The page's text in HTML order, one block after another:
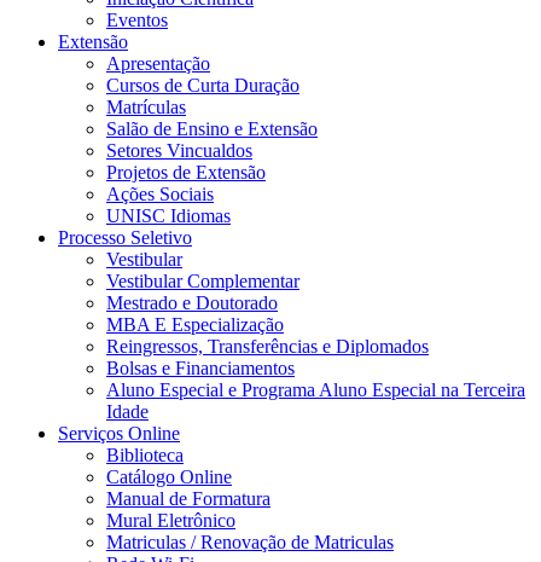
Eventos
Extensão
Apresentação
Cursos de Curta Duração
Matrículas
Salão de Ensino e Extensão
Setores Vincualdos
Projetos de Extensão
Ações Sociais
UNISC Idiomas
Processo Seletivo
Vestibular
Vestibular Complementar
Mestrado e Doutorado
MBA E Especialização
Reingressos, Transferências e Diplomados
Bolsas e Financiamentos
Aluno Especial e Programa Aluno Especial na Terceira
Idade
Serviços Online
Biblioteca
Catálogo Online
Manual de Formatura
Mural Eletrônico
Matriculas / Renovação de Matriculas